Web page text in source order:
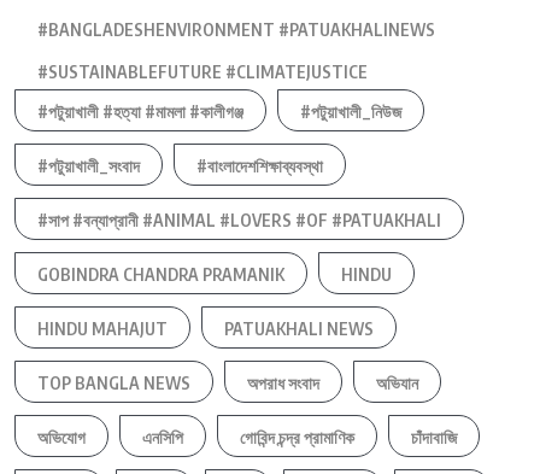
#BANGLADESHENVIRONMENT #PATUAKHALINEWS
#SUSTAINABLEFUTURE #CLIMATEJUSTICE
#পটুয়াখালী #হত্যা #মামলা #কালীগঞ্জ
#পটুয়াখালী_নিউজ
#পটুয়াখালী_সংবাদ #বাংলাদেশশিক্ষাব্যবস্থা
#সাপ #বন্যাপ্রানী #ANIMAL #LOVERS #OF #PATUAKHALI
GOBINDRA CHANDRA PRAMANIK HINDU
HINDU MAHAJUT PATUAKHALI NEWS
TOP BANGLA NEWS অপরাধ সংবাদ অভিযান
অভিযোগ এনসিপি গোবিন্দ চন্দ্র প্রামাণিক চাঁদাবাজি